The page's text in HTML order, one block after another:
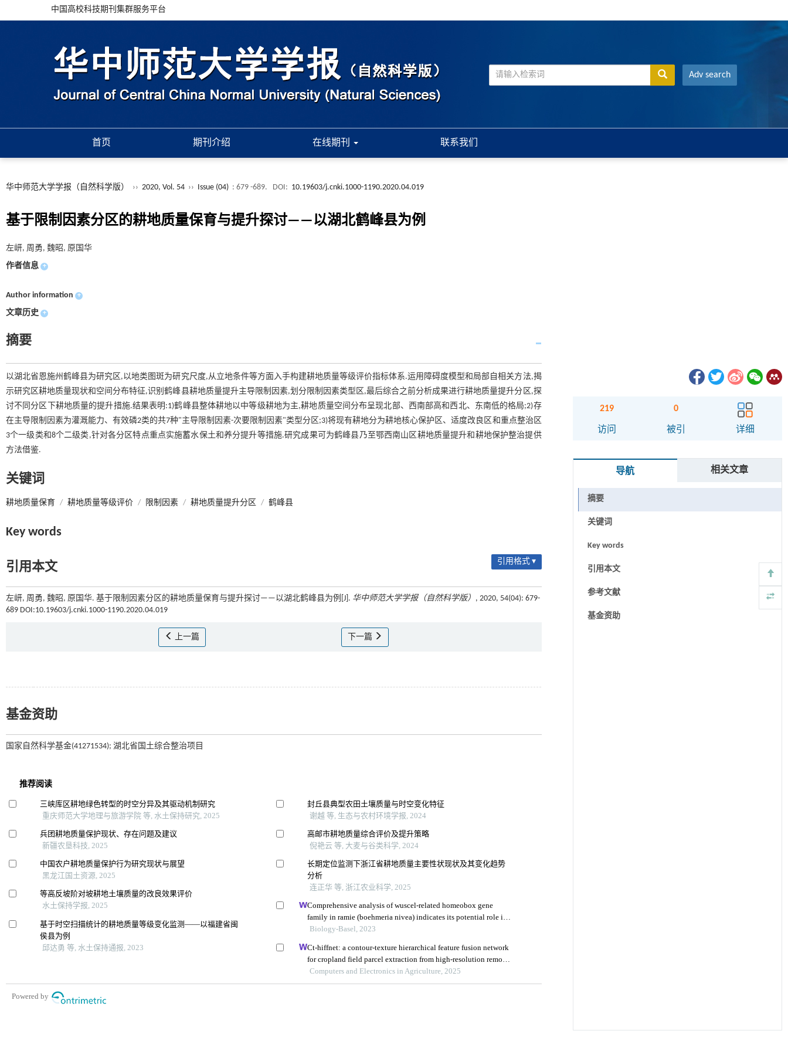
中国高校科技期刊集群服务平台
Adv search
首页 期刊介绍 在线期刊 联系我们
华中师范大学学报（自然科学版） ›› 2020, Vol. 54 ›› Issue (04) : 679 -689. DOI: 10.19603/j.cnki.1000-1190.2020.04.019
基于限制因素分区的耕地质量保育与提升探讨——以湖北鹤峰县为例
左岍, 周勇, 魏昭, 原国华
作者信息 +
Author information +
文章历史 +
摘要
以湖北省恩施州鹤峰县为研究区,以地类图斑为研究尺度,从立地条件等方面入手构建耕地质量等级评价指标体系.运用障碍度模型和局部自相关方法,揭
示研究区耕地质量现状和空间分布特征,识别鹤峰县耕地质量提升主导限制因素,划分限制因素类型区,最后综合之前分析成果进行耕地质量提升分区,探
讨不同分区下耕地质量的提升措施.结果表明:1)鹤峰县整体耕地以中等级耕地为主,耕地质量空间分布呈现北部、西南部高和西北、东南低的格局;2)存
在主导限制因素为灌溉能力、有效磷2类的共7种"主导限制因素-次要限制因素"类型分区;3)将现有耕地分为耕地核心保护区、适度改良区和重点整治区
3个一级类和8个二级类,针对各分区特点重点实施蓄水保土和养分提升等措施.研究成果可为鹤峰县乃至鄂西南山区耕地质量提升和耕地保护整治提供
方法借鉴.
关键词
耕地质量保育 / 耕地质量等级评价 / 限制因素 / 耕地质量提升分区 / 鹤峰县
Key words
引用本文 引用格式 ▾
左岍, 周勇, 魏昭, 原国华. 基于限制因素分区的耕地质量保育与提升探讨——以湖北鹤峰县为例[J]. 华中师范大学学报（自然科学版） , 2020, 54(04): 679-
689 DOI:10.19603/j.cnki.1000-1190.2020.04.019
上一篇 下一篇
基金资助
国家自然科学基金(41271534); 湖北省国土综合整治项目
219
访问
0
被引 详细
导航 相关文章
摘要
关键词
Key words
引用本文
参考文献
基金资助